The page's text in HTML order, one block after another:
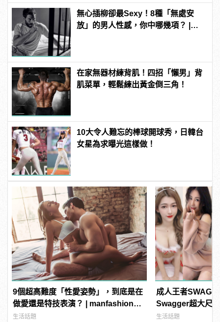
無心插柳卻最Sexy！8種「無處安
放」的男人性感，你中哪幾項？ |
在家無器材練背肌！四招「懶男」背
肌菜單，輕鬆練出黃金倒三角！
10大令人難忘的棒球開球秀，日韓台
女星為求曝光這樣做！
9個超高難度「性愛姿勢」，到底是在
做愛還是特技表演？ | manfashion這
樣變型男
生活話題
成人王者SWAG
Swagger超大尺
紅海鮮通通有，
生活話題